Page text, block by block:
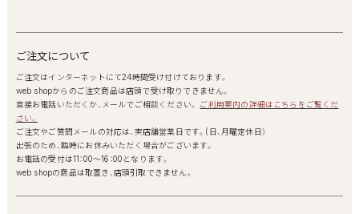
ご注文について
ご注文はインターネットにて24時間受け付けております。
web shopからのご注文商品は店頭で受け取りできません。
直接お電話いただくか、メールでご相談ください。 ご利用案内の詳細はこちらをご覧くだ
さい。
ご注文やご質問メールの対応は、実店舗営業日です。(日、月曜定休日）
出張のため、臨時にお休みいただく場合がございます。
お電話の受付は11：00～16：00となります。
web shopの商品は取置き、店頭引取できません。